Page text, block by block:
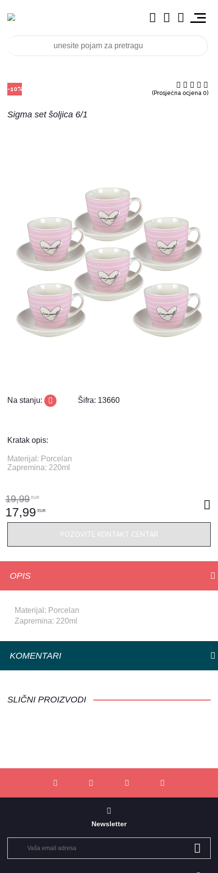
Sigma set šoljica 6/1
(Prosječna ocjena 0)
-10%
Na stanju: Šifra: 13660
Kratak opis:
Materijal: Porcelan
Zapremina: 220ml
19,99 EUR
17,99 EUR
POZOVITE KONTAKT CENTAR
OPIS
Materijal: Porcelan
Zapremina: 220ml
KOMENTARI
SLIČNI PROIZVODI
Newsletter